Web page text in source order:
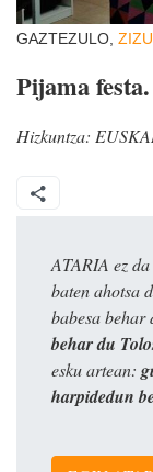
GAZTEZULO,
Pijama festa.
Hizkuntza:
ATARIA ez
baten ahotsa
babesa
behar du
esku artean:
harpidedun